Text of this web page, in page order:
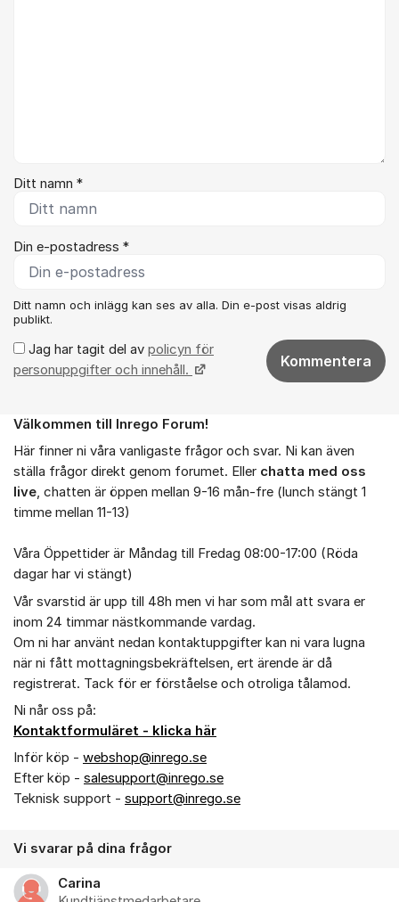
Ditt namn *
Din e-postadress *
Ditt namn och inlägg kan ses av alla. Din e-post visas aldrig
publikt.
Jag har tagit del av policyn för
personuppgifter och innehåll.
Kommentera
Om forumet
Välkommen till Inrego Forum!
Här finner ni våra vanligaste frågor och svar. Ni kan även
ställa frågor direkt genom forumet. Eller chatta med oss
live, chatten är öppen mellan 9-16 mån-fre (lunch stängt 1
timme mellan 11-13)
Våra Öppettider är Måndag till Fredag 08:00-17:00 (Röda
dagar har vi stängt)
Vår svarstid är upp till 48h men vi har som mål att svara er
inom 24 timmar nästkommande vardag.
Om ni har använt nedan kontaktuppgifter kan ni vara lugna
när ni fått mottagningsbekräftelsen, ert ärende är då
registrerat. Tack för er förståelse och otroliga tålamod.
Ni når oss på:
Kontaktformuläret - klicka här
Inför köp - webshop@inrego.se
Efter köp - salesupport@inrego.se
Teknisk support - support@inrego.se
Vi svarar på dina frågor
Carina